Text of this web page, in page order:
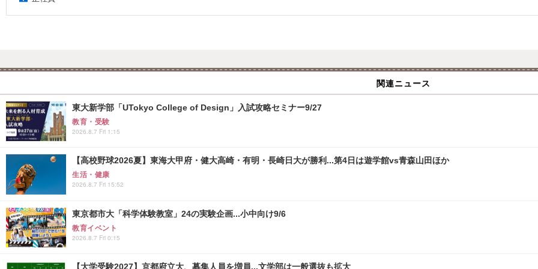
関連ニュース
東大新学部「UTokyo College of Design」入試攻略セミナー9/27
教育・受験
2026.8.7 Fri 1:15
【高校野球2026夏】東海大甲府・健大高崎・有明・長崎日大が勝利...第4日は遊学館vs青森山田ほか
生活・健康
2026.8.7 Fri 15:52
東京都市大「科学体験教室」24の実験企画...小中向け9/6
教育イベント
2026.8.7 Fri 0:15
【大学受験2027】京都府立大、募集人員を増員...文学部は一般選抜も拡大